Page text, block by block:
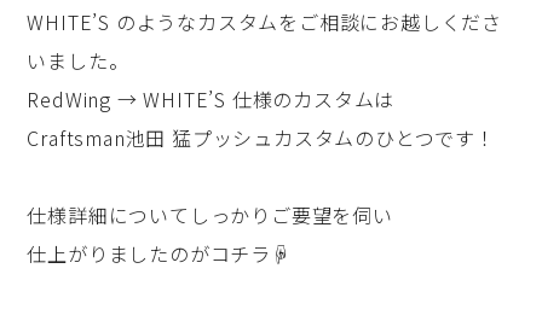
WHITE’S のようなカスタムをご相談にお越しくださ
いました。
RedWing → WHITE’S 仕様のカスタムは
Craftsman池田 猛プッシュカスタムのひとつです！
仕様詳細についてしっかりご要望を伺い
仕上がりましたのがコチラ☟